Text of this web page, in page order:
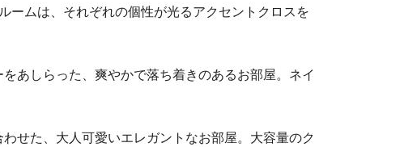
ームは、それぞれの個性が光るアクセントクロスを
あしらった、爽やかで落ち着きのあるお部屋。ネイ
せた、大人可愛いエレガントなお部屋。大容量のク